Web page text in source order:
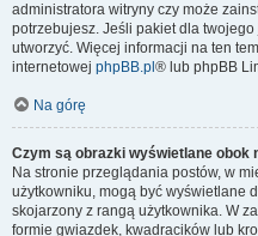
administratora witryny czy może
potrzebujesz. Jeśli pakiet dla
utworzyć. Więcej informacji na ten
internetowej phpBB.pl ® lub phpBB
Na górę
Czym są obrazki wyświetlane obok
Na stronie przeglądania postów, w
użytkowniku, mogą być wyświetlane
skojarzony z rangą użytkownika. W
formie gwiazdek, kwadracików lub